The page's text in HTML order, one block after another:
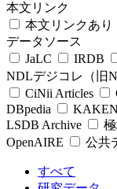
本文リンク
本文リンクあり
データソース
JaLC
IRDB
NDLデジコレ（旧
CiNii Articles
DBpedia
KAKEN
LSDB Archive
OpenAIRE
公共
すべて